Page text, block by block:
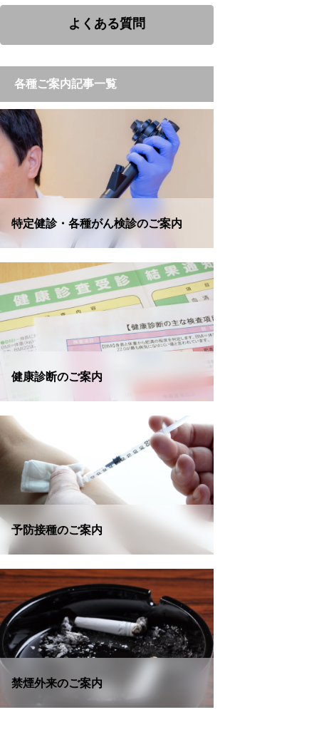
よくある質問
各種ご案内記事一覧
特定健診・各種がん検診のご案内
健康診断のご案内
予防接種のご案内
禁煙外来のご案内